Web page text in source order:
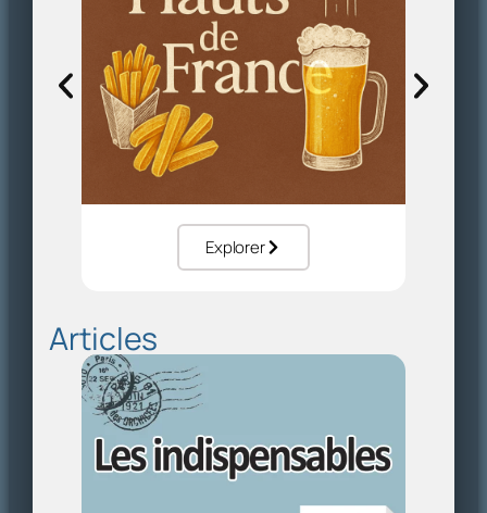
Explorer
Articles